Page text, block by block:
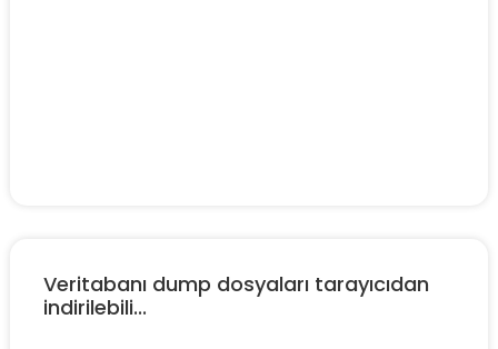
Veritabanı dump dosyaları tarayıcıdan
indirilebili...